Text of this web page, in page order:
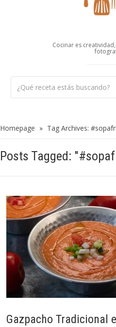
Cocinar es
Homepage » Tag Archives:
Posts Tagged:
Gazpacho Tradicional